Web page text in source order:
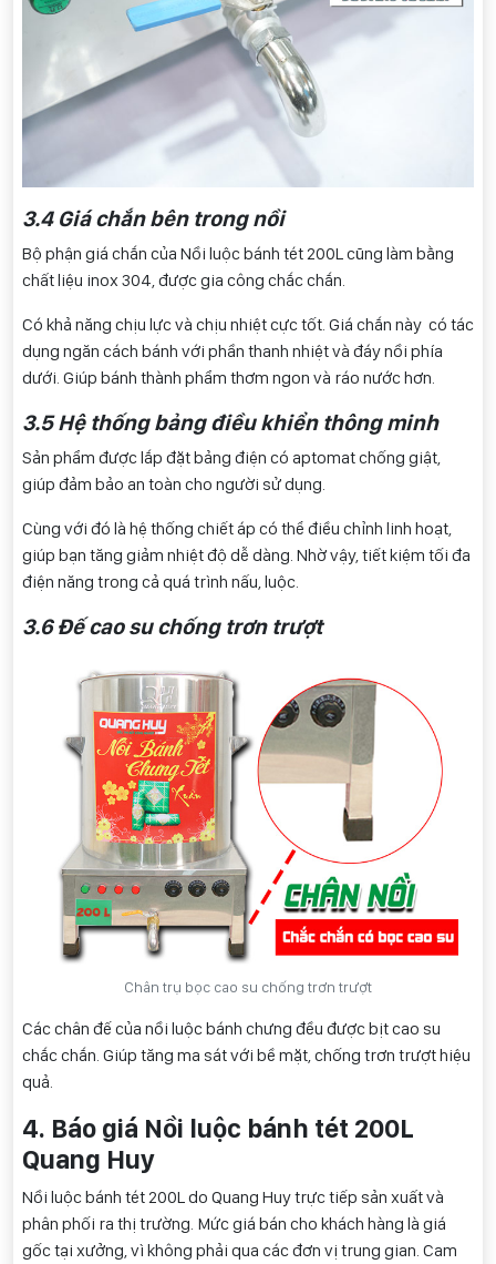
3.4 Giá chắn bên trong nồi
Bộ phận giá chắn của Nồi luộc bánh tét 200L cũng làm bằng
chất liệu inox 304, được gia công chắc chắn.
Có khả năng chịu lực và chịu nhiệt cực tốt. Giá chắn này có tác
dụng ngăn cách bánh với phần thanh nhiệt và đáy nồi phía
dưới. Giúp bánh thành phẩm thơm ngon và ráo nước hơn.
3.5 Hệ thống bảng điều khiển thông minh
Sản phẩm được lắp đặt bảng điện có aptomat chống giật,
giúp đảm bảo an toàn cho người sử dụng.
Cùng với đó là hệ thống chiết áp có thể điều chỉnh linh hoạt,
giúp bạn tăng giảm nhiệt độ dễ dàng. Nhờ vậy, tiết kiệm tối đa
điện năng trong cả quá trình nấu, luộc.
3.6 Đế cao su chống trơn trượt
Chân trụ bọc cao su chống trơn trượt
Các chân đế của nồi luộc bánh chưng đều được bịt cao su
chắc chắn. Giúp tăng ma sát với bề mặt, chống trơn trượt hiệu
quả.
4. Báo giá Nồi luộc bánh tét 200L
Quang Huy
Nồi luộc bánh tét 200L do Quang Huy trực tiếp sản xuất và
phân phối ra thị trường. Mức giá bán cho khách hàng là giá
gốc tại xưởng, vì không phải qua các đơn vị trung gian. Cam